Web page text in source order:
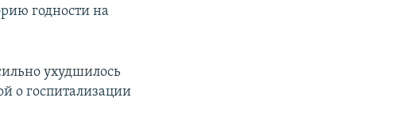
годности на
ухудшилось
о госпитализации